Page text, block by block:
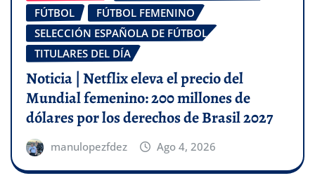
FÚTBOL
FÚTBOL FEMENINO
SELECCIÓN ESPAÑOLA DE FÚTBOL
TITULARES DEL DÍA
Noticia | Netflix eleva el precio del
Mundial femenino: 200 millones de
dólares por los derechos de Brasil 2027
manulopezfdez Ago 4, 2026